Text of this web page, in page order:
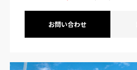
お問い合わせ